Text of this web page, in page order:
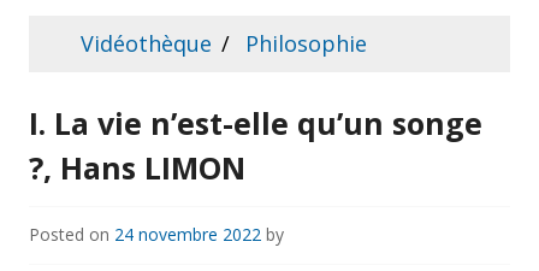
Vidéothèque Philosophie
I. La vie n’est-elle qu’un songe
?, Hans LIMON
Posted on 24 novembre 2022 by